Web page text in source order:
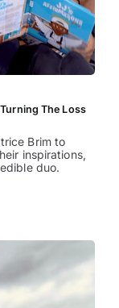
The Loss
Brim to
inspirations,
duo.